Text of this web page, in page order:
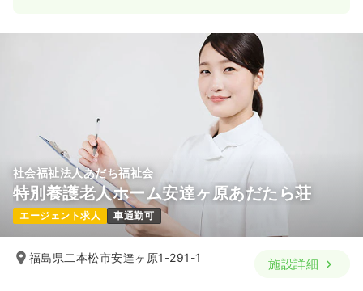
社会福祉法人あだち福祉会
特別養護老人ホーム安達ヶ原あだたら荘
エージェント求人 車通勤可
福島県二本松市安達ヶ原1-291-1 施設詳細